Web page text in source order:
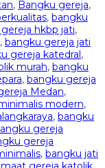
, Bangku gereja,
, bangku
hkbp jati,
, bangku gereja jati
gereja katedral ,
murah, bangku
, bangku gereja
Medan,
modern,
, bangku
gereja
gereja
, bangku jati